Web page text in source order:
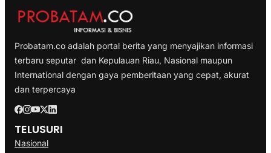
Probatam.co adalah portal berita yang menyajikan informasi
terbaru seputar dan Kepulauan Riau, Nasional maupun
International dengan gaya pemberitaan yang cepat, akurat
dan terpercaya
TELUSURI
Nasional